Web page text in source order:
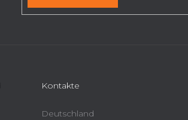
Kontakte
Deutschland